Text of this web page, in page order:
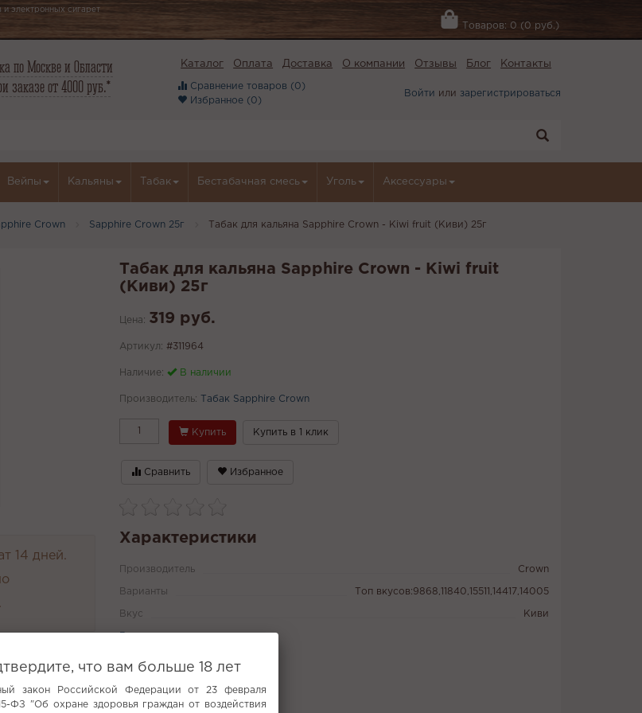
и электронных сигарет
Товаров: 0 (0 руб.)
по Москве и Области
заказе от 4000 руб.*
Каталог Оплата Доставка О компании Отзывы Блог Контакты
Сравнение товаров (0)
Избранное (0)
Войти или зарегистрироваться
Вейпы Кальяны Табак Бестабачная смесь Уголь Аксессуары
Crown Sapphire Crown 25г Табак для кальяна Sapphire Crown - Kiwi fruit (Киви) 25г
14 дней.
Табак для кальяна Sapphire Crown - Kiwi fruit
(Киви) 25г
Цена: 319 руб.
Артикул: #311964
Наличие: В наличии
Производитель: Табак Sapphire Crown
Купить Купить в 1 клик
Сравнить Избранное
Характеристики
Производитель Crown
Варианты Топ вкусов:9868,11840,15511,14417,14005
Вкус Киви
Популярное
что вам больше 18 лет
закон Российской Федерации от 23 февраля
ФЗ "Об охране здоровья граждан от воздействия